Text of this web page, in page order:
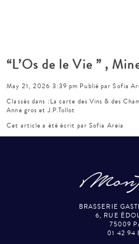
“L’Os de le Vie ” ,
May 21, 2026 3:39 pm Publié parSofia
Classés dans : La carte des Vins & des
Anne gros et J.P.Tollot
Cet article a été écrit par Sofia Areia
BRASSERIE
6, RUE
75009
01 42 94